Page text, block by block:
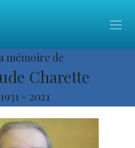
mémoire de
Charette
1931 - 2021